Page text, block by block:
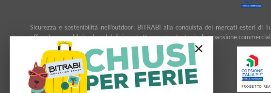
×
Sicurezza e sostenibilità nell'outdoor: BITRABI alla conquista dei mercati esteri di
affiancheranno l’Azienda nel definire ed attuare una strategia di espansione